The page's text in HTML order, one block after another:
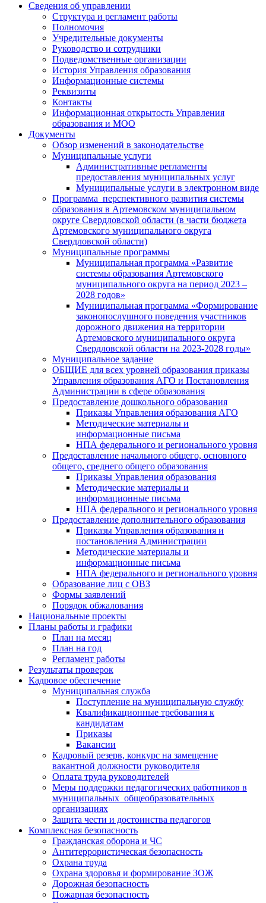
Сведения об управлении
Структура и регламент работы
Полномочия
Учредительные документы
Руководство и сотрудники
Подведомственные организации
История Управления образования
Информационные системы
Реквизиты
Контакты
Информационная открытость Управления
образования и МОО
Документы
Обзор изменений в законодательстве
Муниципальные услуги
Административные регламенты
предоставления муниципальных услуг
Муниципальные услуги в электронном виде
Программа перспективного развития системы
образования в Артемовском муниципальном
округе Свердловской области (в части бюджета
Артемовского муниципального округа
Свердловской области)
Муниципальные программы
Муниципальная программа «Развитие
системы образования Артемовского
муниципального округа на период 2023 –
2028 годов»
Муниципальная программа «Формирование
законопослушного поведения участников
дорожного движения на территории
Артемовского муниципального округа
Свердловской области на 2023-2028 годы»
Муниципальное задание
ОБЩИЕ для всех уровней образования приказы
Управления образования АГО и Постановления
Администрации в сфере образования
Предоставление дошкольного образования
Приказы Управления образования АГО
Методические материалы и
информационные письма
НПА федерального и регионального уровня
Предоставление начального общего, основного
общего, среднего общего образования
Приказы Управления образования
Методические материалы и
информационные письма
НПА федерального и регионального уровня
Предоставление дополнительного образования
Приказы Управления образования и
постановления Администрации
Методические материалы и
информационные письма
НПА федерального и регионального уровня
Образование лиц с ОВЗ
Формы заявлений
Порядок обжалования
Национальные проекты
Планы работы и графики
План на месяц
План на год
Регламент работы
Результаты проверок
Кадровое обеспечение
Муниципальная служба
Поступление на муниципальную службу
Квалификационные требования к
кандидатам
Приказы
Вакансии
Кадровый резерв, конкурс на замещение
вакантной должности руководителя
Оплата труда руководителей
Меры поддержки педагогических работников в
муниципальных общеобразовательных
организациях
Защита чести и достоинства педагогов
Комплексная безопасность
Гражданская оборона и ЧС
Антитеррористическая безопасность
Охрана труда
Охрана здоровья и формирование ЗОЖ
Дорожная безопасность
Пожарная безопасность